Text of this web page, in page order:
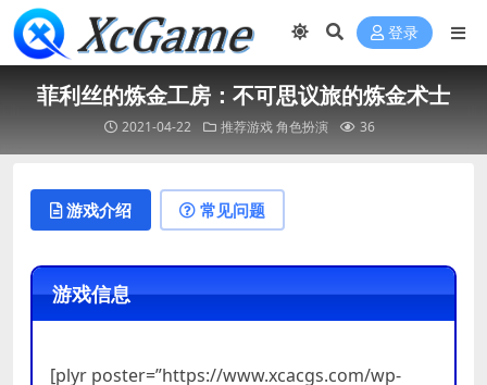
登录
菲利丝的炼金工房：不可思议旅的炼金术士
2021-04-22 推荐游戏 角色扮演 36
游戏介绍 常见问题
游戏信息
[plyr poster=”https://www.xcacgs.com/wp-